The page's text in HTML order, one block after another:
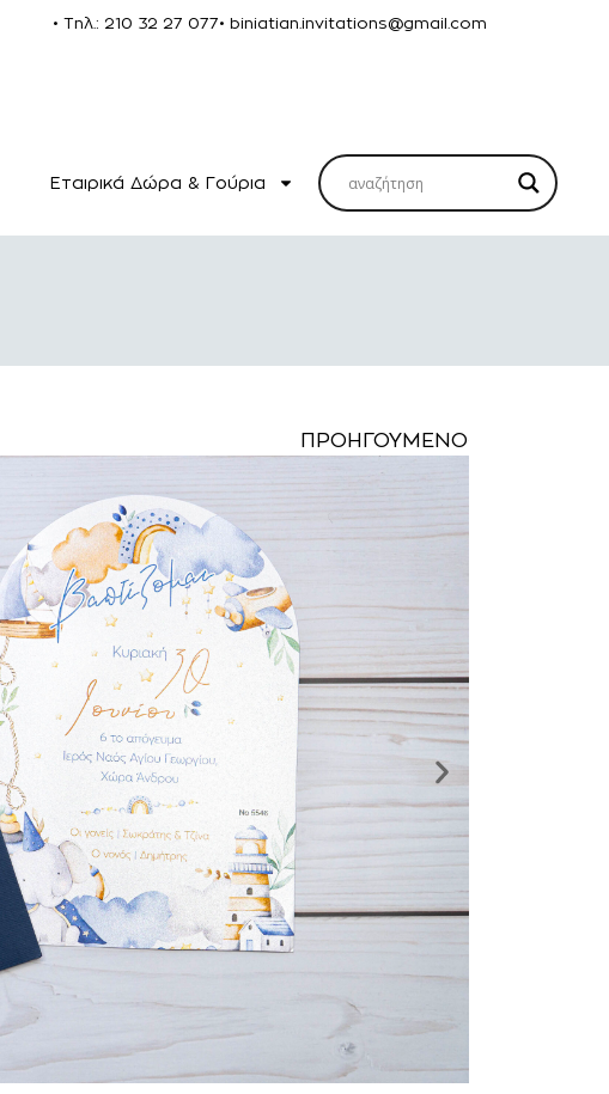
• Τηλ.: 210 32 27 077• biniatian.invitations@gmail.com
Εταιρικά Δώρα & Γούρια
ΠΡΟΗΓΟΎΜΕΝΟ